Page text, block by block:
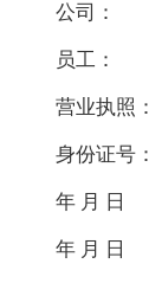
公司：
员工：
营业执照：
身份证号：
年 月 日
年 月 日